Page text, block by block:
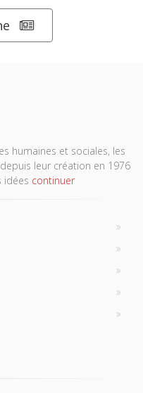
humaines et sociales, les
leur création en 1976
idées continuer